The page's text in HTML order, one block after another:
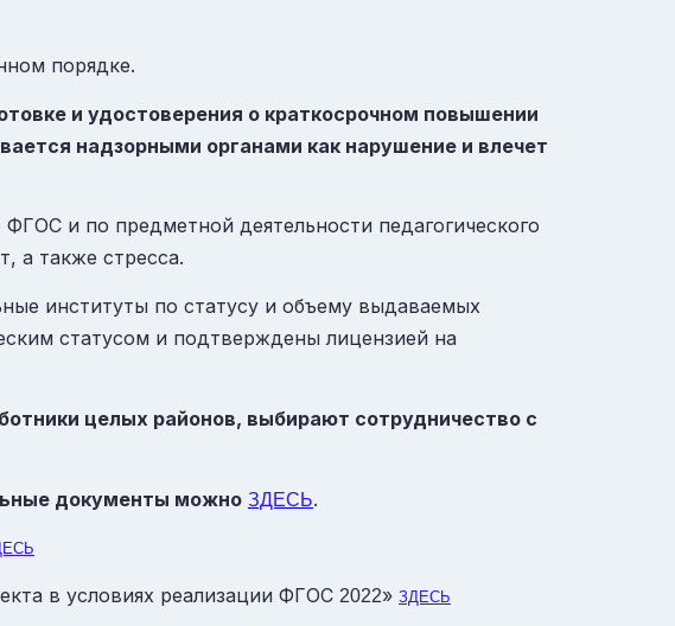
порядке.
и удостоверения о краткосрочном повышении
надзорными органами как нарушение и влечет
и по предметной деятельности педагогического
а также стресса.
институты по статусу и объему выдаваемых
статусом и подтверждены лицензией на
целых районов, выбирают сотрудничество с
документы можно ЗДЕСЬ.
в условиях реализации ФГОС 2022» ЗДЕСЬ